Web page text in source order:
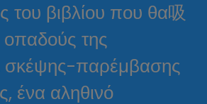
του βιβλίου που θα吸
οπαδούς της
σκέψης-παρέμβασης
ένα αληθινό